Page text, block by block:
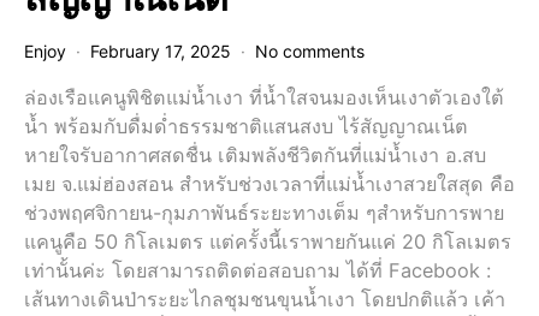
Enjoy February 17, 2025 No comments
ล่องเรือแคนูพิชิตแม่น้ำเงา ที่น้ำใสจนมองเห็นเงาตัวเองใต้
น้ำ พร้อมกับดื่มด่ำธรรมชาติแสนสงบ ไร้สัญญาณเน็ต
หายใจรับอากาศสดชื่น เติมพลังชีวิตกันที่แม่น้ำเงา อ.สบ
เมย จ.แม่ฮ่องสอน สำหรับช่วงเวลาที่แม่น้ำเงาสวยใสสุด คือ
ช่วงพฤศจิกายน-กุมภาพันธ์ระยะทางเต็ม ๆสำหรับการพาย
แคนูคือ 50 กิโลเมตร แต่ครั้งนี้เราพายกันแค่ 20 กิโลเมตร
เท่านั้นค่ะ โดยสามารถติดต่อสอบถาม ได้ที่ Facebook :
เส้นทางเดินป่าระยะไกลชุมชนขุนน้ำเงา โดยปกติแล้ว เค้า